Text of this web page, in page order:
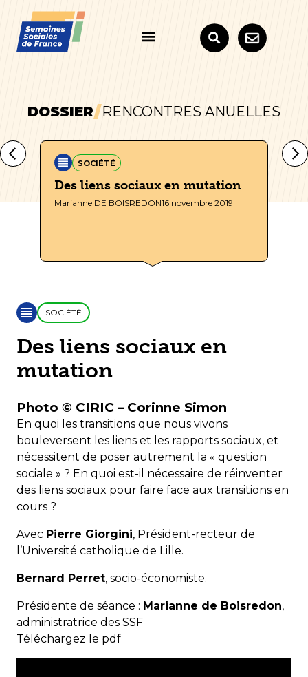
DOSSIER RENCONTRES ANUELLES
SOCIÉTÉ
Des liens sociaux en mutation
Marianne DE BOISREDON16 novembre 2019
SOCIÉTÉ
Des liens sociaux en
mutation
Photo © CIRIC – Corinne Simon
En quoi les transitions que nous vivons
bouleversent les liens et les rapports sociaux, et
nécessitent de poser autrement la « question
sociale » ? En quoi est-il nécessaire de réinventer
des liens sociaux pour faire face aux transitions en
cours ?
Avec Pierre Giorgini, Président-recteur de
l’Université catholique de Lille.
Bernard Perret, socio-économiste.
Présidente de séance : Marianne de Boisredon,
administratrice des SSF
Téléchargez le pdf